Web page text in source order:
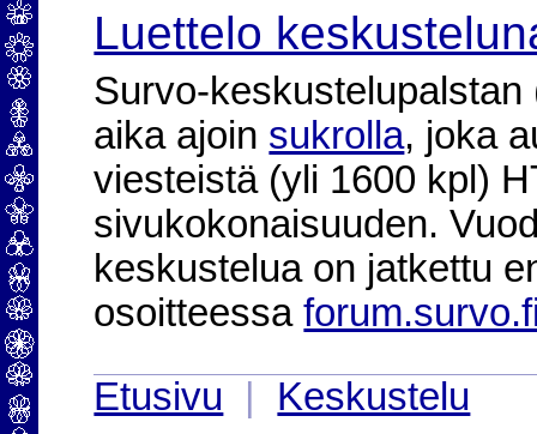
Luettelo
Survo-
aika ajoin sukrolla, joka
viesteistä (yli 1600 kpl)
sivukokonaisuuden.
keskustelua on jatkettu
osoitteessa
Etusivu
Keskustelu